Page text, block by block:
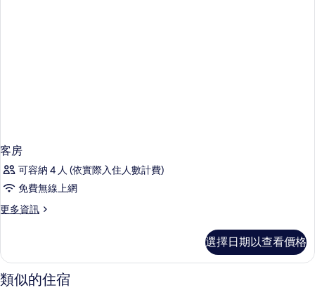
客房
可容納 4 人 (依實際入住人數計費)
免費無線上網
更多資訊
更
的
詳
情
選擇日期以查看價格
類似的住宿